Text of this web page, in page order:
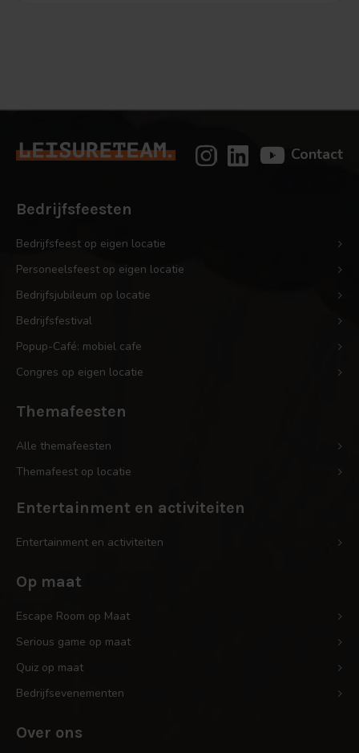
Contact
Bedrijfsfeesten
Bedrijfsfeest op eigen locatie
Personeelsfeest op eigen locatie
Bedrijfsjubileum op locatie
Bedrijfsfestival
Popup-Café: mobiel cafe
Congres op eigen locatie
Themafeesten
Alle themafeesten
Themafeest op locatie
Entertainment en activiteiten
Entertainment en activiteiten
Op maat
Escape Room op Maat
Serious game op maat
Quiz op maat
Bedrijfsevenementen
Over ons